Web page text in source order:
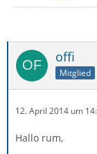
offi
Mitglied
12. April 2014 um
Hallo rum,